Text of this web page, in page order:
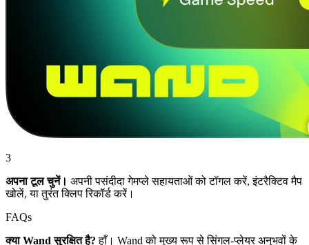
3
अपना टूल चुनें। अपनी पसंदीदा गेमप्ले सहायताओं को टॉगल करें, इंटरैक्टिव मैप
खोलें, या तुरंत क्लिप रिकॉर्ड करें।
FAQs
क्या Wand सुरक्षित है? हाँ। Wand को मुख्य रूप से सिंगल-प्लेयर अनुभवों के